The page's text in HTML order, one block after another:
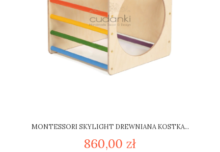
MONTESSORI SKYLIGHT DREWNIANA KOSTKA...
860,00 zł